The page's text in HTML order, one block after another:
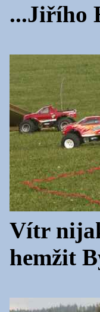
...Jiřího
Vítr
hemžit